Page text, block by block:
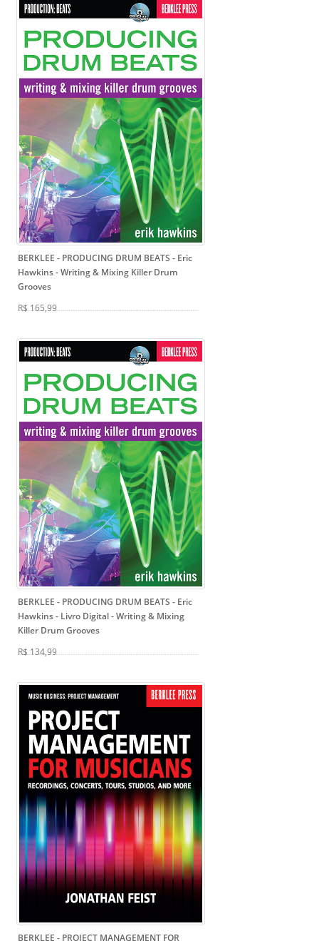
BERKLEE - PRODUCING DRUM BEATS - Eric
Hawkins- Writing & Mixing Killer Drum
Grooves
R$ 165,99
BERKLEE - PRODUCING DRUM BEATS - Eric
Hawkins - Livro Digital- Writing & Mixing
Killer Drum Grooves
R$ 134,99
BERKLEE - PROJECT MANAGEMENT FOR